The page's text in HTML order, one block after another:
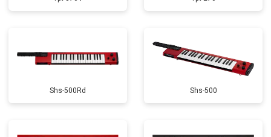
Shs-500Rd Shs-500